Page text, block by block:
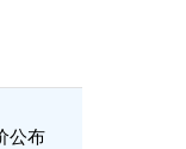
公布